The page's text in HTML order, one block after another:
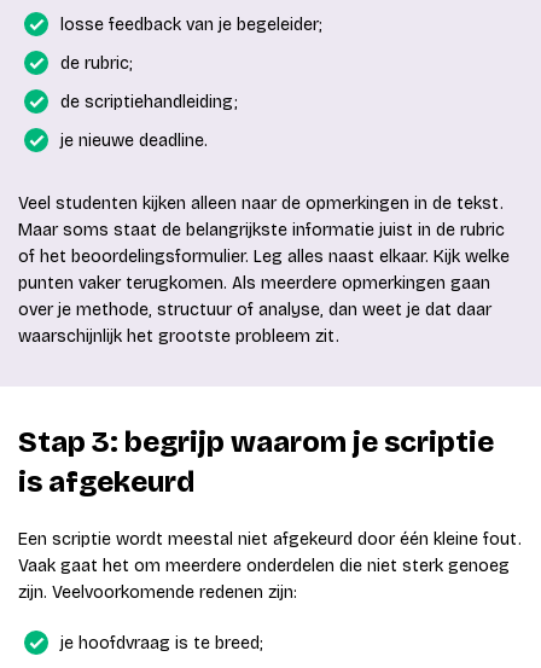
losse feedback van je begeleider;
de rubric;
de scriptiehandleiding;
je nieuwe deadline.
Veel studenten kijken alleen naar de opmerkingen in de tekst.
Maar soms staat de belangrijkste informatie juist in de rubric
of het beoordelingsformulier. Leg alles naast elkaar. Kijk welke
punten vaker terugkomen. Als meerdere opmerkingen gaan
over je methode, structuur of analyse, dan weet je dat daar
waarschijnlijk het grootste probleem zit.
Stap 3: begrijp waarom je scriptie
is afgekeurd
Een scriptie wordt meestal niet afgekeurd door één kleine fout.
Vaak gaat het om meerdere onderdelen die niet sterk genoeg
zijn. Veelvoorkomende redenen zijn:
je hoofdvraag is te breed;